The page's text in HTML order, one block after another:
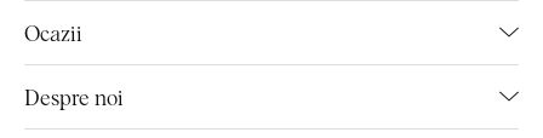
Ocazii
Despre noi